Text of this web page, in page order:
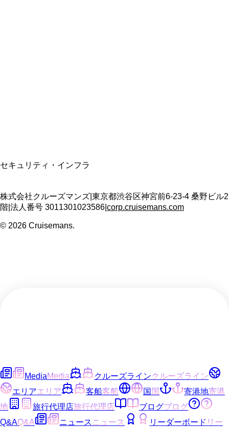
セキュリティ・インフラ
株式会社クルーズマンズ 東京都渋谷区神宮前6-23-4 桑野ビル2
階 法人番号 3011301023586 corp.cruisemans.com
© 2026 Cruisemans.
MediaMedia クルーズラインクルーズライン
エリアエリア 客船客船 国国 寄港地寄港
地
旅行代理店旅行代理店 ブログブログ
Q&AQ&A ニュース ニュース リーダーボード リー